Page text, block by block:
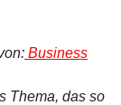
Business
Thema, das so